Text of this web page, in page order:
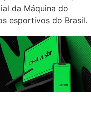
da Máquina do
esportivos do Brasil.